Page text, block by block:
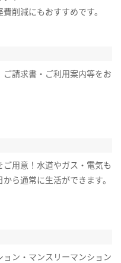
削減にもおすすめです。
ご請求書・ご利用案内等をお
用意！水道やガス・電気も
ら通常に生活ができます。
ョン・マンスリーマンション